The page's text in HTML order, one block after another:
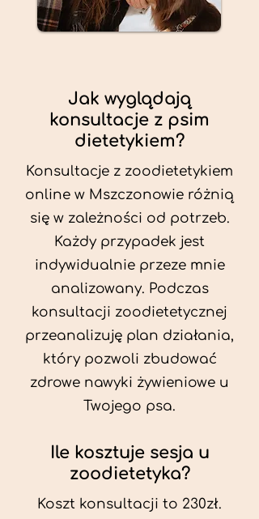
Jak wyglądają
konsultacje z psim
dietetykiem?
Konsultacje z zoodietetykiem
online w Mszczonowie różnią
się w zależności od potrzeb.
Każdy przypadek jest
indywidualnie przeze mnie
analizowany. Podczas
konsultacji zoodietetycznej
przeanalizuję plan działania,
który pozwoli zbudować
zdrowe nawyki żywieniowe u
Twojego psa.
Ile kosztuje sesja u
zoodietetyka?
Koszt konsultacji to 230zł.